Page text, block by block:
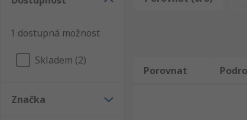
RS. Spokojenost zákazníků je pro nás velmi
Kromě Převodníky RDC máme v RS i širší
Jako naši zákaznící si můžete prohlédnout
elektronické zboží a náhradní díly.
1 dostupná možnost
Skladem (2)
Značka
Porovnat